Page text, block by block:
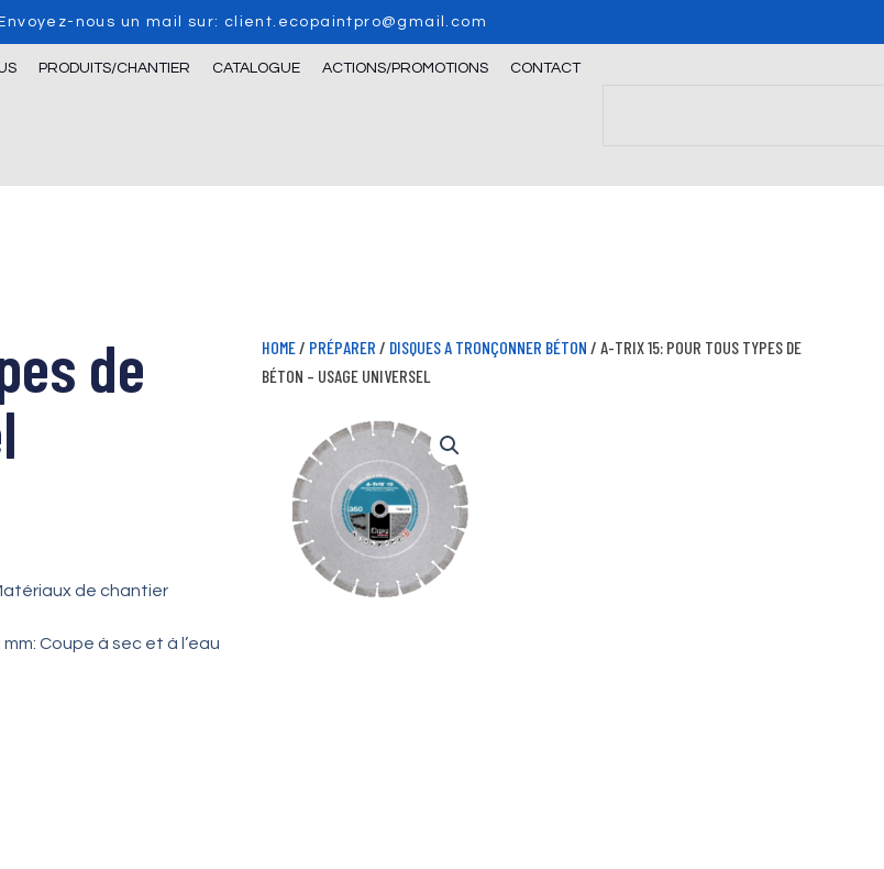
nous un mail sur: client.ecopaintpro@gmail.com
PRODUITS/CHANTIER CATALOGUE ACTIONS/PROMOTIONS CONTACT
de
de chantier
Coupe à sec et à l’eau
HOME/ PRÉPARER / DISQUES A TRONÇONNER BÉTON / A-TRIX 15: POUR TOUS TYPES DE
BÉTON – USAGE UNIVERSEL